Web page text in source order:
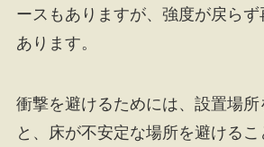
ースもありますが、強度が戻らず
あります。
衝撃を避けるためには、設置場所
と、床が不安定な場所を避ける